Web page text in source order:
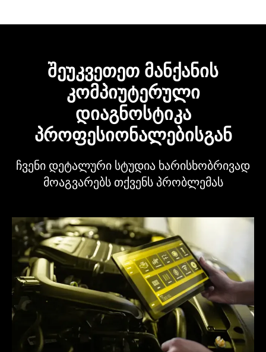
შეუკვეთეთ მანქანის
კომპიუტერული
დიაგნოსტიკა
პროფესიონალებისგან
ჩვენი დეტალური სტუდია ხარისხობრივად
მოაგვარებს თქვენს პრობლემას